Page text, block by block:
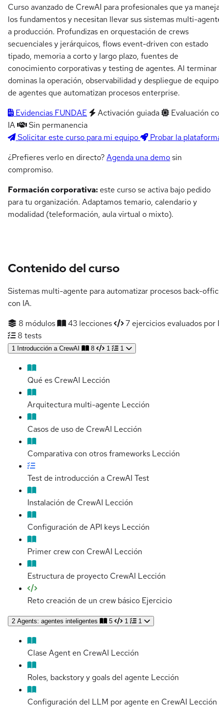
Curso avanzado de CrewAI para profesionales que ya
los fundamentos y necesitan llevar sus sistemas multi-
a producción. Profundizas en orquestación de crews
secuenciales y jerárquicos, flows event-driven con estado
tipado, memoria a corto y largo plazo, fuentes de
conocimiento corporativas y testing de agentes. Al terminar
dominas la operación, observabilidad y despliegue de
de agentes que automatizan procesos enterprise.
Evidencias FUNDAE
Activación guiada
Evaluación
IA
Sin permanencia
Solicitar este curso para mi equipo
Probar la
¿Prefieres verlo en directo?Agenda una demosin
compromiso.
Formación corporativa: este curso se activa bajo pedido
para tu organización. Adaptamos temario, calendario y
modalidad (teleformación, aula virtual o mixto).
Contenido del curso
Sistemas multi-agente para automatizar procesos back-
con IA.
8 módulos
43 lecciones
7 ejercicios evaluados por
8 tests
1 Introducción a CrewAI 8 1 1
Qué es CrewAI Lección
Arquitectura multi-agente Lección
Casos de uso de CrewAI Lección
Comparativa con otros frameworks Lección
Test de introducción a CrewAI Test
Instalación de CrewAI Lección
Configuración de API keys Lección
Primer crew con CrewAI Lección
Estructura de proyecto CrewAI Lección
Reto creación de un crew básico Ejercicio
2 Agents: agentes inteligentes 5 1 1
Clase Agent en CrewAI Lección
Roles, backstory y goals del agente Lección
Configuración del LLM por agente en CrewAI Lección